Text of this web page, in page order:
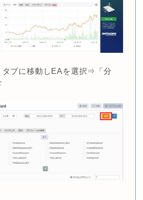
ブに移動しEAを選択⇒「分